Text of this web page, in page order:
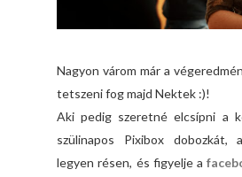
Nagyon várom már a
tetszeni fog majd Nektek :)!
Aki pedig szeretné elcsípni a
szülinapos Pixibox dobozkát,
legyen résen, és figyelje a